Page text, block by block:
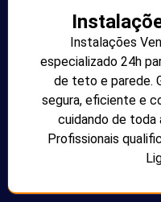
Instalações
especializado 24h
de teto e parede.
segura, eficiente e
cuidando de toda
Profissionais